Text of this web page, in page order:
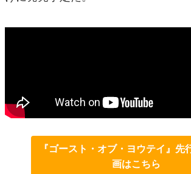
『ゴースト・オブ・ヨウテイ』先
画はこちら